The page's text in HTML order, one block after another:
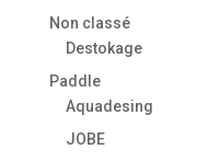
Non classé
Destokage
Paddle
Aquadesing
JOBE